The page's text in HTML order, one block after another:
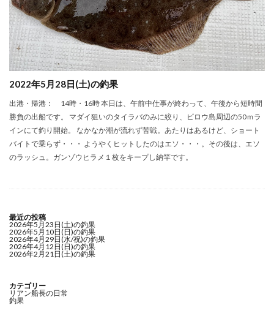
2022年5月28日(土)の釣果
出港・帰港： 14時・16時 本日は、午前中仕事が終わって、午後から短時間
勝負の出船です。 マダイ狙いのタイラバのみに絞り、ビロウ島周辺の50ｍラ
インにて釣り開始。 なかなか潮が流れず苦戦。あたりはあるけど、ショート
バイトで乗らず・・・ ようやくヒットしたのはエソ・・・。その後は、エソ
のラッシュ。ガンゾウヒラメ１枚をキープし納竿です。
最近の投稿
2026年5月23日(土)の釣果
2026年5月10日(日)の釣果
2026年4月29日(水/祝)の釣果
2026年4月12日(日)の釣果
2026年2月21日(土)の釣果
カテゴリー
リアン船長の日常
釣果